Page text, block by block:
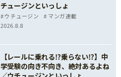
チュージンといっしょ
ウチュージン
マンガ連載
2026.8.8
【レールに乗れる⁉乗らない⁉】中
学受験の向き不向き、絶対あるよね